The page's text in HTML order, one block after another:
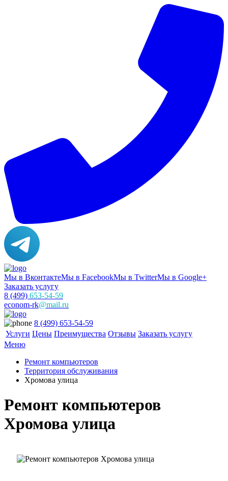
Мы в ВконтактеМы в FacebookМы в TwitterМы в Google+
Заказать услугу
8 (499) 653-54-59
econom-rk@mail.ru
8 (499) 653-54-59
Услуги Цены Преимущества Отзывы Заказать услугу
Меню
Ремонт компьютеров
Территория обслуживания
Хромова улица
Ремонт компьютеров
Хромова улица